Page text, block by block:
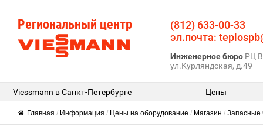
Региональный центр
(812) 633-00-33
эл.почта:
Инженерное бюро РЦ
ул.Курляндская, д.49
Viessmann в Санкт-Петербурге Цены
Главная / Информация / Цены на оборудование / Магазин / Запасные